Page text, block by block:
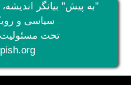
"به پیش" بیانگر اندیشه،
سیاسی و
تحت مسئولیت